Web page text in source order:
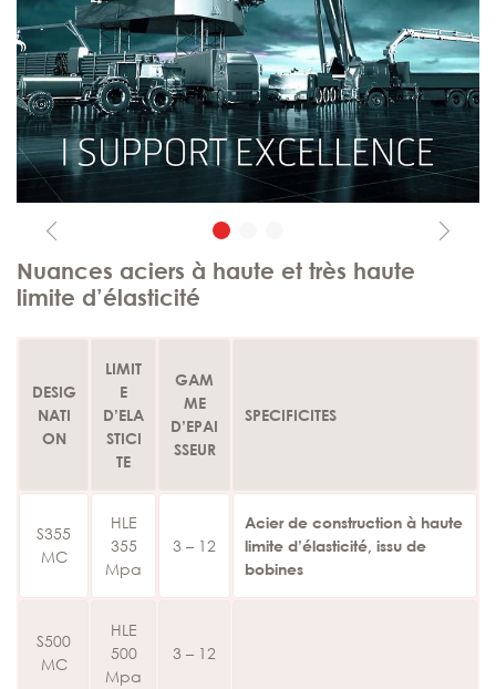
Previous
Nuances aciers à haute et très haute
limite d’élasticité
DESIG
NATI
ON
LIMIT
E
D’ELA
STICI
TE
GAM
ME
D’EPAI
SSEUR
SPECIFICITES
S355
MC
HLE
355
Mpa
3 – 12
Acier de construction à haute
limite d’élasticité, issu de
bobines
S500
MC
HLE
500
Mpa
3 – 12